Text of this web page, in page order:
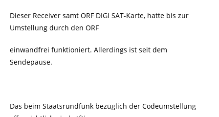
Dieser Receiver samt ORF DIGI SAT-Karte, hatte bis zur
Umstellung durch den ORF
einwandfrei funktioniert. Allerdings ist seit dem
Sendepause.
Das beim Staatsrundfunk bezüglich der Codeumstellung